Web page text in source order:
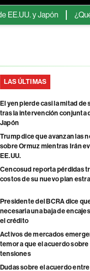
¿Qué países
LAS ÚLTIMAS
El yen pierde casi la mitad de
tras la intervención conjunta
Japón
Trump dice que avanzan las
sobre Ormuz mientras Irán
EE.UU.
Cencosud reporta pérdidas
costos de su nuevo plan
Presidente del BCRA dice
necesaria una baja de
el crédito
Activos de mercados
temor a que el acuerdo
tensiones
Dudas sobre el acuerdo